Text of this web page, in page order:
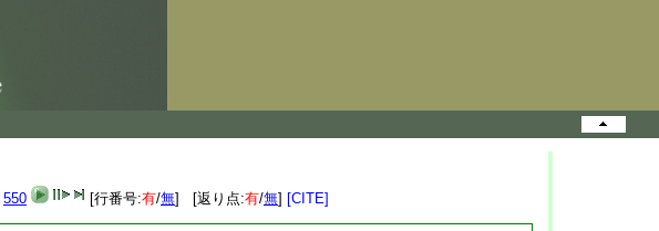
550 [行番号:有/無] [返り点:有/無] [CITE]